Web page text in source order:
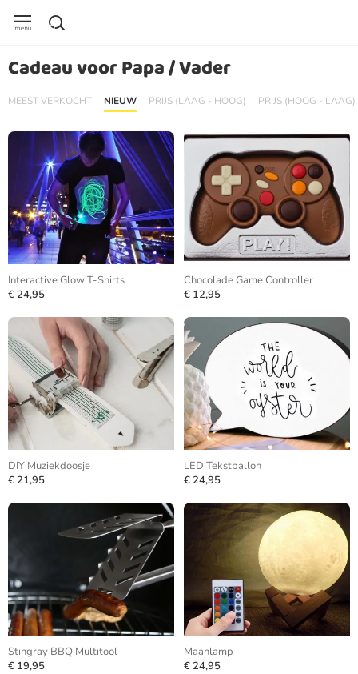
Cadeau voor Papa / Vader
MEEST VERKOCHT NIEUW PRIJS (LAAG - HOOG) PRIJS (HOOG - LAAG)
Interactive Glow T-Shirts
€ 24,95
Chocolade Game Controller
€ 12,95
DIY Muziekdoosje
€ 21,95
LED Tekstballon
€ 24,95
Stingray BBQ Multitool
€ 19,95
Maanlamp
€ 24,95